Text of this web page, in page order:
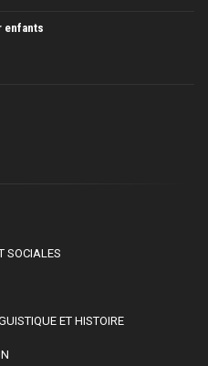
enfants
SOCIALES
ET HISTOIRE